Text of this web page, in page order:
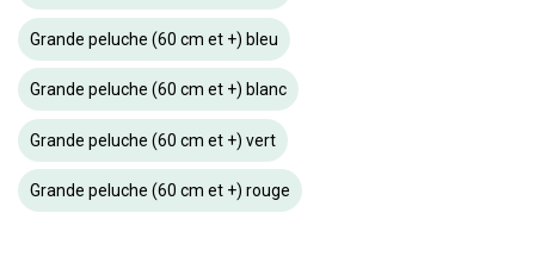
Grande peluche (60 cm et +) bleu
Grande peluche (60 cm et +) blanc
Grande peluche (60 cm et +) vert
Grande peluche (60 cm et +) rouge